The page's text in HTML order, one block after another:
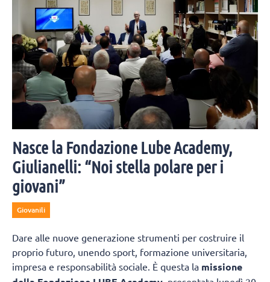
Nasce la Fondazione Lube Academy,
Giulianelli: “Noi stella polare per i
giovani”
Giovanili
Dare alle nuove generazione strumenti per costruire il
proprio futuro, unendo sport, formazione universitaria,
impresa e responsabilità sociale. È questa la missione